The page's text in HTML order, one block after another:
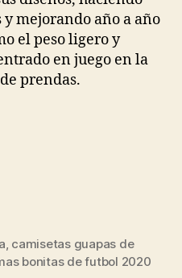
mejorando año a año
el peso ligero y
en juego en la
prendas.
, camisetas guapas de
bonitas de futbol 2020